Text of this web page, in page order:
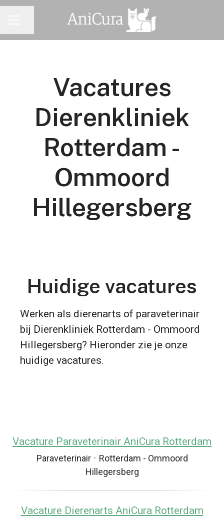
Vacatures
Dierenkliniek
Rotterdam -
Ommoord
Hillegersberg
Huidige vacatures
Werken als dierenarts of paraveterinair
bij Dierenkliniek Rotterdam - Ommoord
Hillegersberg? Hieronder zie je onze
huidige vacatures.
Vacature Paraveterinair AniCura Rotterdam
Paraveterinair · Rotterdam - Ommoord
Hillegersberg
Vacature Dierenarts AniCura Rotterdam